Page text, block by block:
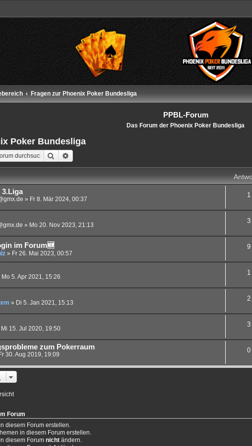
Fragen zur Phoenix Poker Bundesliga
PPBL-Forum
Das Forum der Phoenix Poker Bundesliga
Poker Bundesliga
Suche
3.Liga
» Fr 8. Mär 2024, 00:37
1
» Mo 20. Nov 2023, 21:13
3
im Forum🆕
» Fr 26. Mai 2023, 00:57
9
Mo 5. Apr 2021, 15:26
1
» Di 5. Jan 2021, 15:13
2
Mi 15. Jul 2020, 19:50
3
zum Pokerraum
Fr 30. Aug 2019, 19:09
0
Forum
diesem Forum erstellen.
in diesem Forum erstellen.
diesem Forum nichtändern.